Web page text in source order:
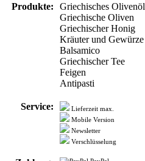
Produkte:
Griechisches Olivenöl
Griechische Oliven
Griechischer Honig
Kräuter und Gewürze
Balsamico
Griechischer Tee
Feigen
Antipasti
Service:
Lieferzeit max.
Mobile Version
Newsletter
Verschlüsselung